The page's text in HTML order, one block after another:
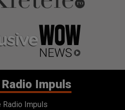
Impuls
Radio Impuls